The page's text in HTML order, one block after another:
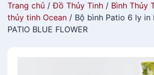
Trang chủ /Đồ Thủy Tinh / Bình Thủy
thủy tinh Ocean / Bộ bình Patio 6 ly in
PATIO BLUE FLOWER